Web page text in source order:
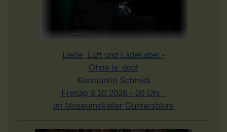
Liebe, Luft und Ladekabel -
Ohne is' doof
Konstantin Schmidt
Freitag 9.10.2026 - 20 Uhr
im Museumskeller Guntersblum